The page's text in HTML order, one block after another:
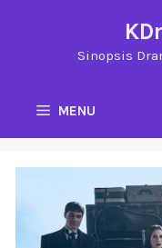
Sinopsis
MENU